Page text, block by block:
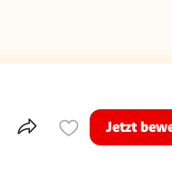
Teile dieses Inserat
Jetzt